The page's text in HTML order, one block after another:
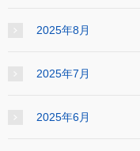
2025年8月
2025年7月
2025年6月